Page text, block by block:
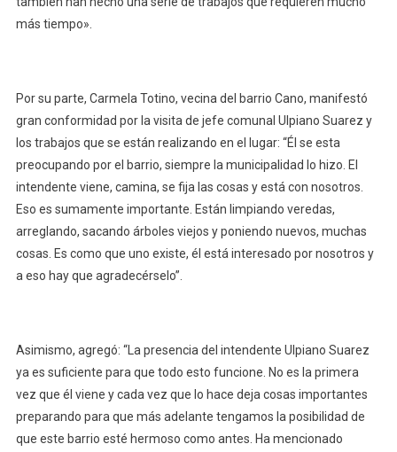
más tiempo».
Por su parte, Carmela Totino, vecina del barrio Cano, manifestó
gran conformidad por la visita de jefe comunal Ulpiano Suarez y
los trabajos que se están realizando en el lugar: “Él se esta
preocupando por el barrio, siempre la municipalidad lo hizo. El
intendente viene, camina, se fija las cosas y está con nosotros.
Eso es sumamente importante. Están limpiando veredas,
arreglando, sacando árboles viejos y poniendo nuevos, muchas
cosas. Es como que uno existe, él está interesado por nosotros y
a eso hay que agradecérselo”.
Asimismo, agregó: “La presencia del intendente Ulpiano Suarez
ya es suficiente para que todo esto funcione. No es la primera
vez que él viene y cada vez que lo hace deja cosas importantes
preparando para que más adelante tengamos la posibilidad de
que este barrio esté hermoso como antes. Ha mencionado